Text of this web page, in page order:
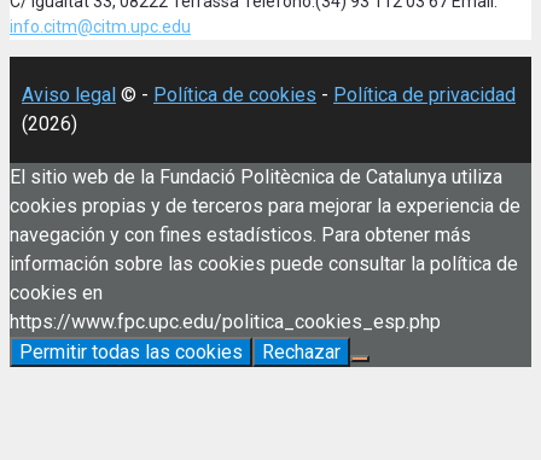
info.citm@citm.upc.edu
Aviso legal © - Política de cookies - Política de privacidad
(2026)
El sitio web de la Fundació Politècnica de Catalunya utiliza
cookies propias y de terceros para mejorar la experiencia de
navegación y con fines estadísticos. Para obtener más
información sobre las cookies puede consultar la política de
cookies en
https://www.fpc.upc.edu/politica_cookies_esp.php
Permitir todas las cookies
Rechazar